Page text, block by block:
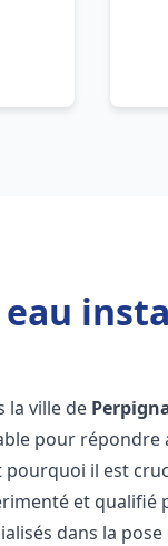
la ville de
pour répondre
pourquoi il est
et qualifié
dans la